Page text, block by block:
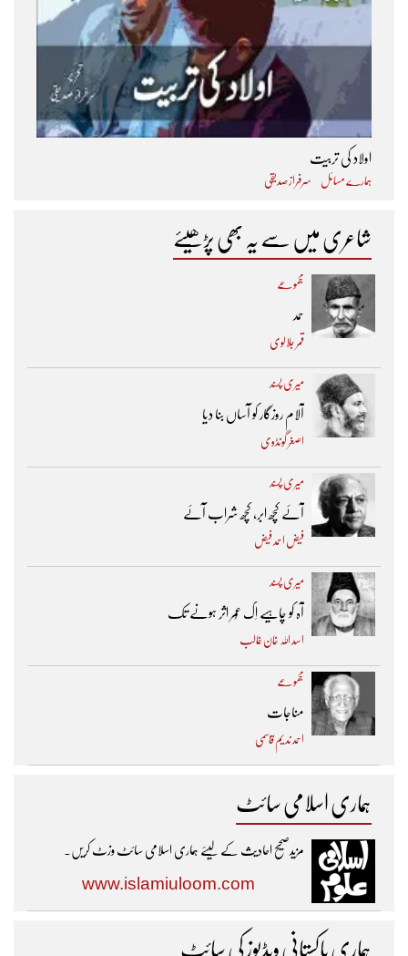
اولاد کی تربیت
ہمارے مسائل سرفراز صدیقی
شاعری میں سے یہ بھی پڑھیئے
مجموعے
حمد
قمر جلالوی
میری پسند
آلام روزگار کو آساں بنا دیا
اصغر گونڈوی
میری پسند
آئے کچھ ابر، کچھ شراب آئے
فیض احمد فیض
میری پسند
آہ کو چاہیے اِک عُمر اثر ہونے تک ​
اسد اللہ خان غالب
مجموعے
مناجات
احمد ندیم قاسمی
ہماری اسلامی سائٹ
مزیدصحیح احادیث کے لیئے ہماری اسلامی سائٹ وزٹ کریں۔
www.islamiuloom.com
ہماری پاکستانی ویڈیوز کی سائٹ